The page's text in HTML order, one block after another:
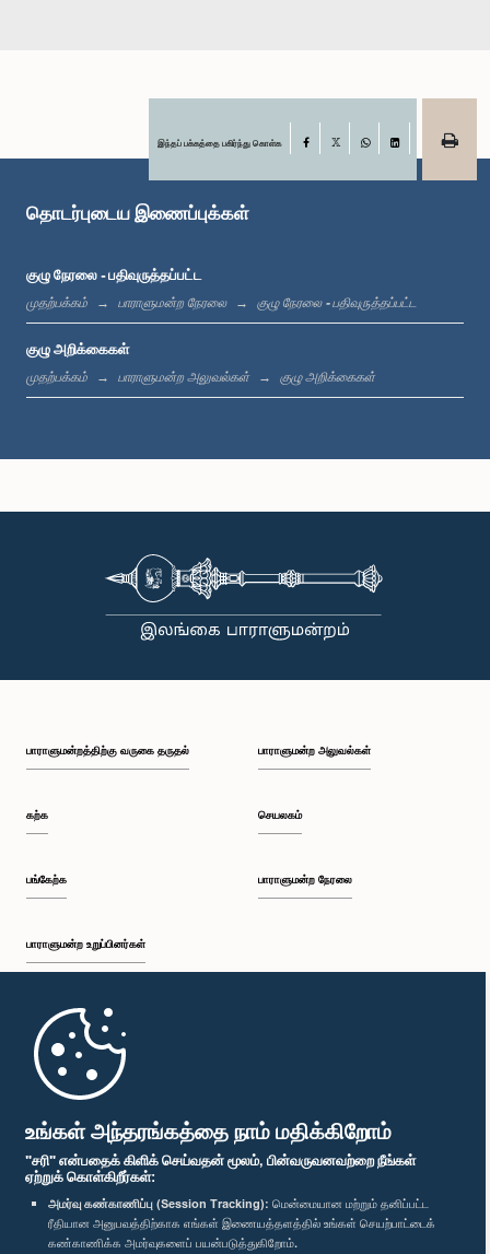
உங்கள் அந்தரங்கத்தை நாம் மதிக்கிறோம்
"சரி" என்பதைக் கிளிக் செய்வதன் மூலம், பின்வருவனவற்றை நீங்கள்
ஏற்றுக் கொள்கிறீர்கள்:
அமர்வு கண்காணிப்பு (Session Tracking): மென்மையான மற்றும் தனிப்பட்ட
ரீதியான அனுபவத்திற்காக எங்கள் இணையத்தளத்தில் உங்கள் செயற்பாட்டைக்
கண்காணிக்க அமர்வுகளைப் பயன்படுத்துகிறோம்.
கௌரவ (செல்வி) கிருஷ்ணன் கலைச்செல்வி, பா.உ.
கௌரவ ரீ.கே. ஜயசுந்தர, பா.உ.
இந்தப் பக்கத்தை பகிர்ந்து கொள்க Facebook
LinkedIn
தொடர்புடைய இணைப்புக்கள்
குழு நேரலை - பதிவுருத்தப்பட்ட
முதற்பக்கம் பாராளுமன்ற நேரலை குழு நேரலை - பதிவுருத்தப்பட்ட
குழு அறிக்கைகள்
முதற்பக்கம் பாராளுமன்ற அலுவல்கள் குழு அறிக்கைகள்
பாராளுமன்றத்திற்கு வருகை தருதல்
கற்க
பங்கேற்க
பாராளுமன்ற உறுப்பினர்கள்
முதற்பக்கம்
பாராளுமன்ற அலுவல்கள்
செயலகம்
பாராளுமன்ற நேரலை
பாராளுமன்ற கையடக்க செயலி
எம்மை பின்தொடர்க :